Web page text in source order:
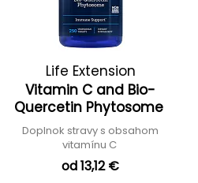
Life Extension
Vitamin C and Bio-
Quercetin Phytosome
Doplnok stravy s obsahom
vitamínu C
od 13,12 €